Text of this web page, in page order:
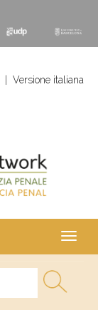
Versione italiana